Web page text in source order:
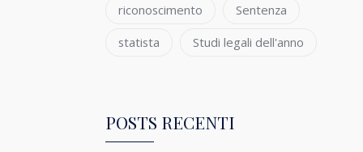
riconoscimento
Sentenza
statista
Studi legali dell'anno
POSTS RECENTI